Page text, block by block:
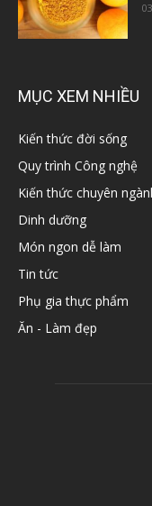
MỤC XEM NHIỀU
Kiến thức đời sống
Quy trình Công nghệ
Kiến thức chuyên
Dinh dưỡng
Món ngon dễ làm
Tin tức
Phụ gia thực phẩm
Ăn - Làm đẹp